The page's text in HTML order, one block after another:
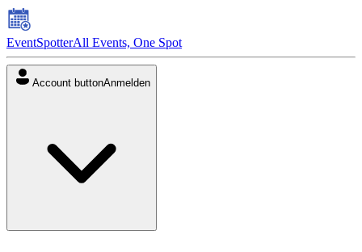
EventSpotterAll Events, One Spot
Account buttonAnmelden